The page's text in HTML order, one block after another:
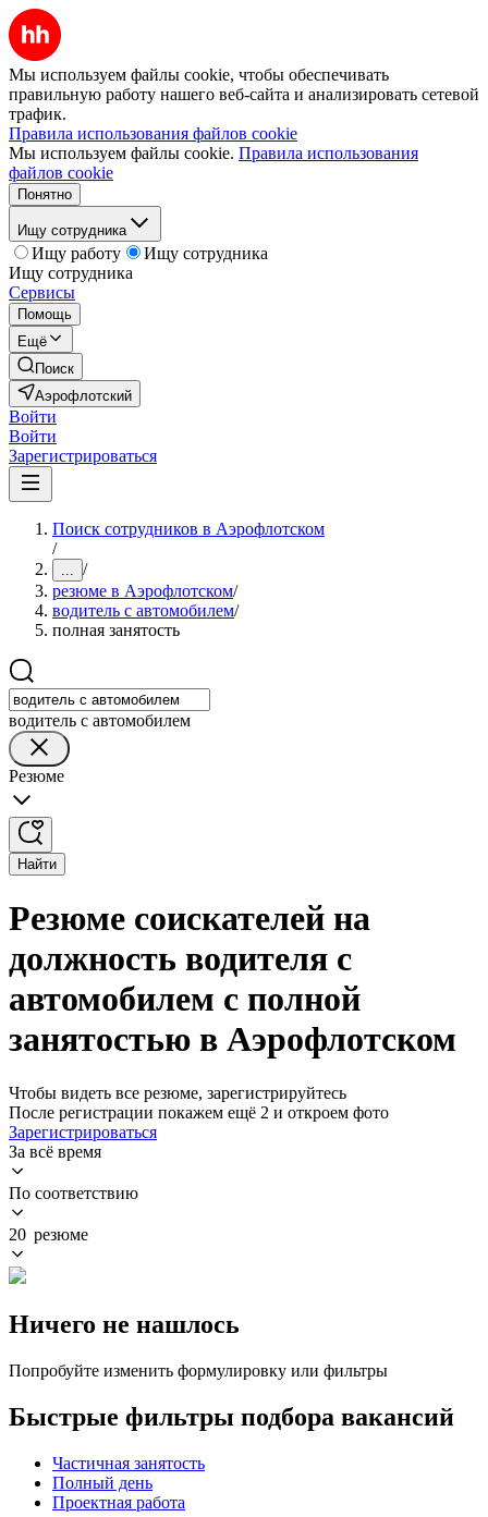
Мы используем файлы cookie, чтобы обеспечивать
правильную работу нашего веб-сайта и анализировать сетевой
трафик.
Правила использования файлов cookie
Мы используем файлы cookie. Правила использования
файлов cookie
Понятно
Ищу сотрудника
Ищу работу
Ищу сотрудника
Ищу сотрудника
Сервисы
Помощь
Ещё
Поиск
Аэрофлотский
Войти
Войти
Зарегистрироваться
Поиск сотрудников в Аэрофлотском
/
... /
резюме в Аэрофлотском/
водитель с автомобилем/
полная занятость
водитель с автомобилем
Резюме
Найти
Резюме соискателей на
должность водителя с
автомобилем с полной
занятостью в Аэрофлотском
Чтобы видеть все резюме, зарегистрируйтесь
После регистрации покажем ещё 2 и откроем фото
Зарегистрироваться
За всё время
По соответствию
20 резюме
Ничего не нашлось
Попробуйте изменить формулировку или фильтры
Быстрые фильтры подбора вакансий
Частичная занятость
Полный день
Проектная работа